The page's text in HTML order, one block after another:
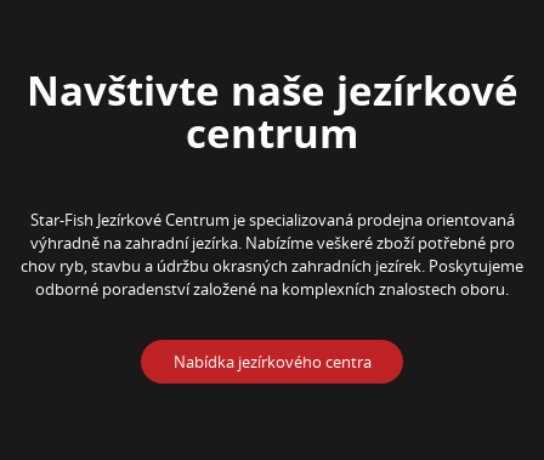
Navštivte naše jezírkové
centrum
Star-Fish Jezírkové Centrum je specializovaná prodejna orientovaná
výhradně na zahradní jezírka. Nabízíme veškeré zboží potřebné pro
chov ryb, stavbu a údržbu okrasných zahradních jezírek. Poskytujeme
odborné poradenství založené na komplexních znalostech oboru.
Nabídka jezírkového centra